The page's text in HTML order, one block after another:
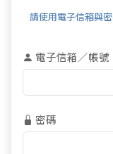
請使用電子信箱與
電子信箱／帳號
密碼